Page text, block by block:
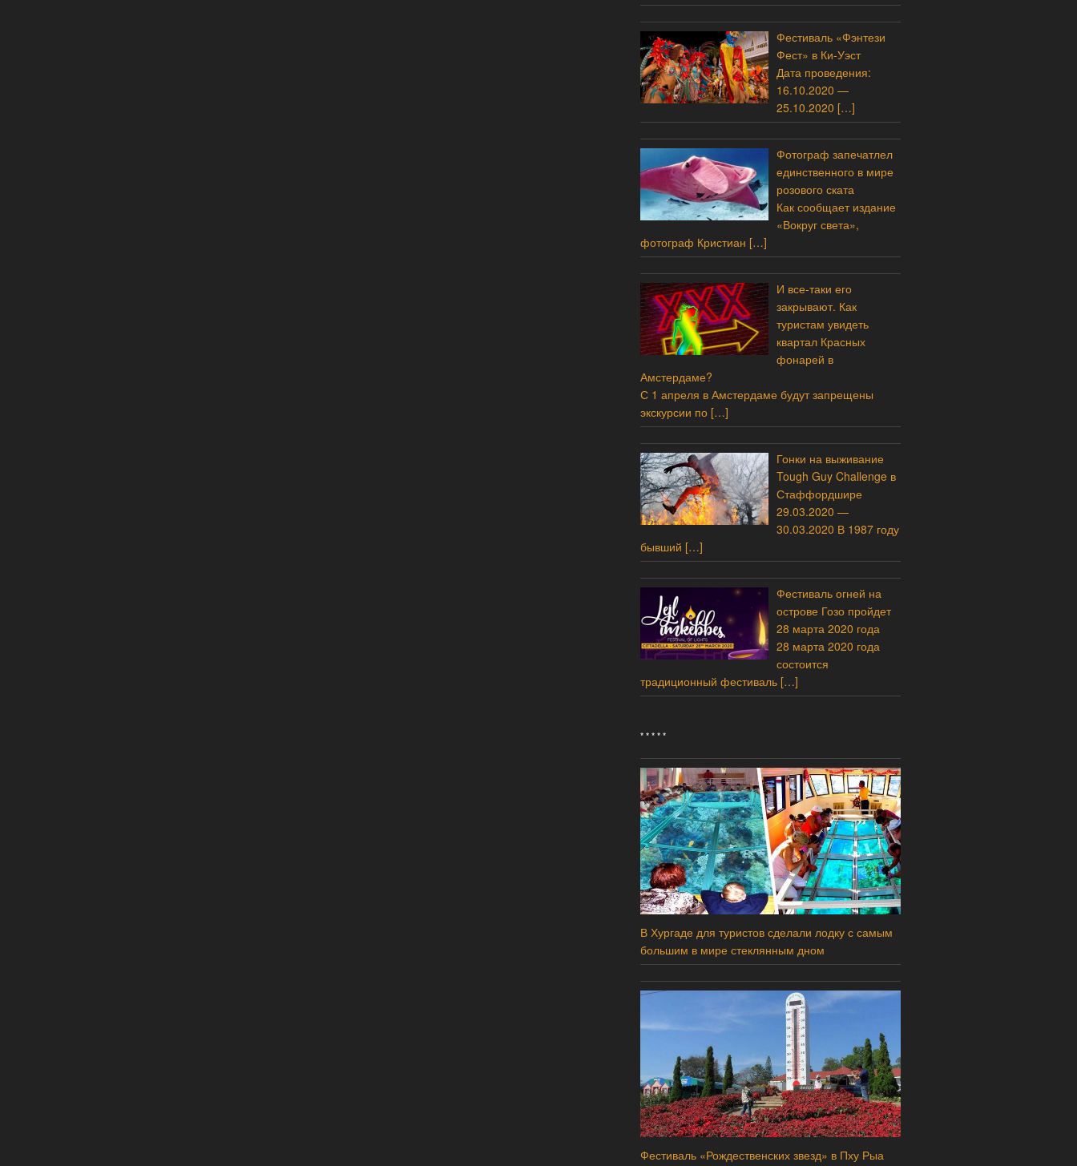
Фестиваль «Фэнтези
Фест» в Ки-Уэст
Дата проведения:
16.10.2020 —
25.10.2020 […]
Фотограф запечатлел
единственного в мире
розового ската
Как сообщает издание
«Вокруг света»,
фотограф Кристиан […]
И все-таки его
закрывают. Как
туристам увидеть
квартал Красных
фонарей в
Амстердаме?
С 1 апреля в Амстердаме будут запрещены
экскурсии по […]
Гонки на выживание
Tough Guy Challenge в
Стаффордшире
29.03.2020 —
30.03.2020 В 1987 году
бывший […]
Фестиваль огней на
острове Гозо пройдет
28 марта 2020 года
28 марта 2020 года
состоится
традиционный фестиваль […]
* * * * *
В Хургаде для туристов сделали лодку с самым
большим в мире стеклянным дном
Фестиваль «Рождественских звезд» в Пху Рыа